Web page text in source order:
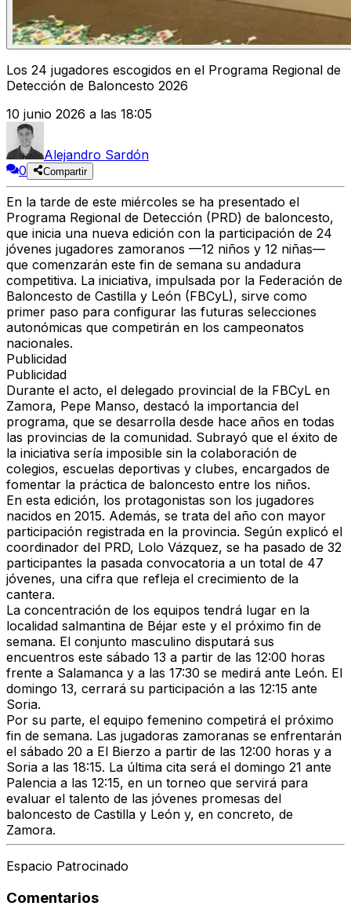
Los 24 jugadores escogidos en el Programa Regional de
Detección de Baloncesto 2026
10 junio 2026 a las 18:05
Alejandro Sardón
0
Compartir
En la tarde de este miércoles se ha presentado el
Programa Regional de Detección (PRD) de baloncesto,
que inicia una nueva edición con la participación de 24
jóvenes jugadores zamoranos —12 niños y 12 niñas—
que comenzarán este fin de semana su andadura
competitiva. La iniciativa, impulsada por la Federación de
Baloncesto de Castilla y León (FBCyL), sirve como
primer paso para configurar las futuras selecciones
autonómicas que competirán en los campeonatos
nacionales.
Publicidad
Publicidad
Durante el acto, el delegado provincial de la FBCyL en
Zamora, Pepe Manso, destacó la importancia del
programa, que se desarrolla desde hace años en todas
las provincias de la comunidad. Subrayó que el éxito de
la iniciativa sería imposible sin la colaboración de
colegios, escuelas deportivas y clubes, encargados de
fomentar la práctica de baloncesto entre los niños.
En esta edición, los protagonistas son los jugadores
nacidos en 2015. Además, se trata del año con mayor
participación registrada en la provincia. Según explicó el
coordinador del PRD, Lolo Vázquez, se ha pasado de 32
participantes la pasada convocatoria a un total de 47
jóvenes, una cifra que refleja el crecimiento de la
cantera.
La concentración de los equipos tendrá lugar en la
localidad salmantina de Béjar este y el próximo fin de
semana. El conjunto masculino disputará sus
encuentros este sábado 13 a partir de las 12:00 horas
frente a Salamanca y a las 17:30 se medirá ante León. El
domingo 13, cerrará su participación a las 12:15 ante
Soria.
Por su parte, el equipo femenino competirá el próximo
fin de semana. Las jugadoras zamoranas se enfrentarán
el sábado 20 a El Bierzo a partir de las 12:00 horas y a
Soria a las 18:15. La última cita será el domingo 21 ante
Palencia a las 12:15, en un torneo que servirá para
evaluar el talento de las jóvenes promesas del
baloncesto de Castilla y León y, en concreto, de
Zamora.
Espacio Patrocinado
Comentarios